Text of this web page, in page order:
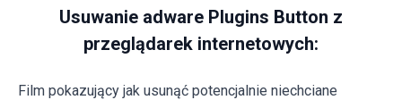
Usuwanie adware Plugins Button z
przeglądarek internetowych:
Film pokazujący jak usunąć potencjalnie niechciane